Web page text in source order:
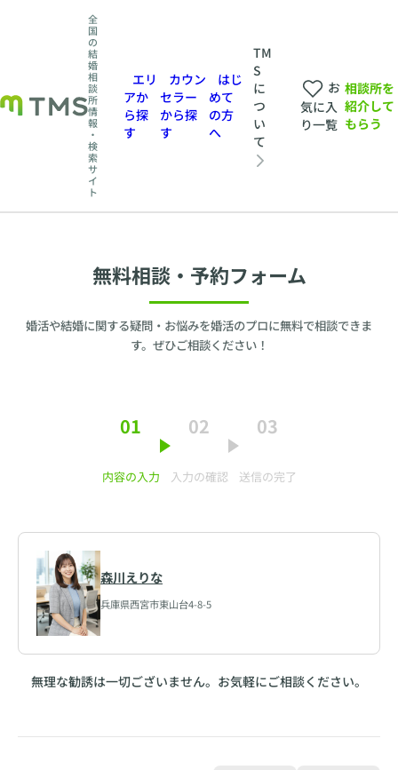
全
国
の
結
婚
相
談
所
情
報
・
検
索
サ
イ
ト
エリ
アか
ら探
す
カウン
セラー
から探
す
はじ
めて
の方
へ
TM
S
に
つ
い
て
お
気に入
り一覧
相談所を
紹介して
もらう
無料相談・予約フォーム
婚活や結婚に関する疑問・お悩みを婚活のプロに無料で相談できま
す。ぜひご相談ください！
01
内容の入力
02
入力の確認
03
送信の完了
森川えりな
兵庫県西宮市東山台4-8-5
無理な勧誘は一切ございません。お気軽にご相談ください。